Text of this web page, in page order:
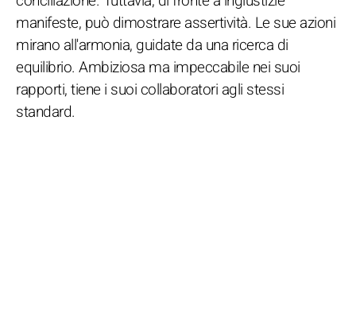
manifeste, può dimostrare assertività. Le sue azioni
mirano all'armonia, guidate da una ricerca di
equilibrio. Ambiziosa ma impeccabile nei suoi
rapporti, tiene i suoi collaboratori agli stessi
standard.